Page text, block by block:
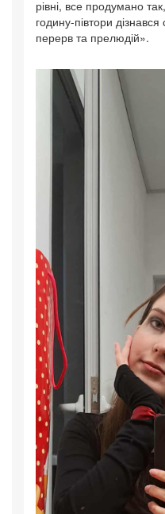
рівні, все продумано
годину-півтори
перерв та прелюдій».